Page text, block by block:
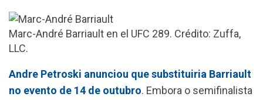
o
p
a
Marc-André Barriault en el UFC 289. Crédito: Zuffa,
LLC.
Andre Petroski anunciou que substituiria Barriault
no evento de 14 de outubro. Embora o semifinalista